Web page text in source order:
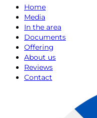
Home
Media
In the area
Documents
Offering
About us
Reviews
Contact